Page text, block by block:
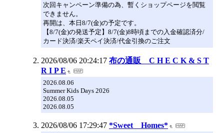
次回キャンペーン準備の為、暫くショップページを閲覧
できません。
再開は、本日8/7(金)の予定です。
【8/7(金)の発送予定】8/7(金)8時頃までの入金確認済分/
カード決済/楽天ペイ決済/代金引換のご注文
2026/08/06 20:24:17 布の通販 C H E C K & S T
R I P E
2026.08.06
Summer Kids Days 2026
2026.08.05
2026.08.05
2026/08/06 17:29:47 *Sweet Homes*